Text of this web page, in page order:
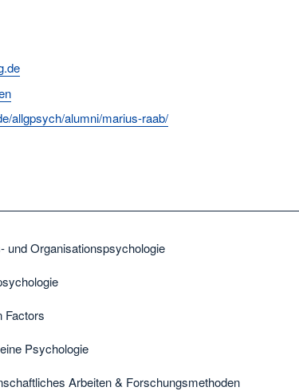
allgpsych/alumni/marius-raab/
und Organisationspsychologie
Factors
Psychologie
Arbeiten & Forschungsmethoden